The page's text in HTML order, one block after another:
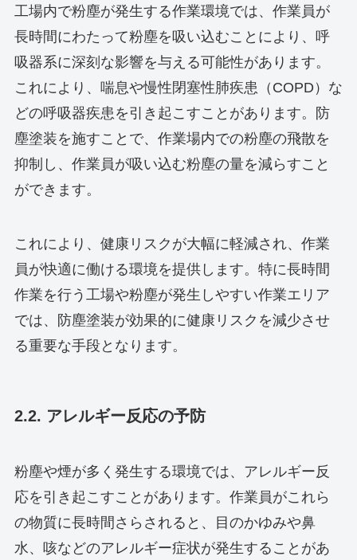
工場内で粉塵が発生する作業環境では、作業員が
長時間にわたって粉塵を吸い込むことにより、呼
吸器系に深刻な影響を与える可能性があります。
これにより、喘息や慢性閉塞性肺疾患（COPD）な
どの呼吸器疾患を引き起こすことがあります。防
塵塗装を施すことで、作業場内での粉塵の飛散を
抑制し、作業員が吸い込む粉塵の量を減らすこと
ができます。
これにより、健康リスクが大幅に軽減され、作業
員が快適に働ける環境を提供します。特に長時間
作業を行う工場や粉塵が発生しやすい作業エリア
では、防塵塗装が効果的に健康リスクを減少させ
る重要な手段となります。
2.2. アレルギー反応の予防
粉塵や煙が多く発生する環境では、アレルギー反
応を引き起こすことがあります。作業員がこれら
の物質に長時間さらされると、目のかゆみや鼻
水、咳などのアレルギー症状が発生することがあ